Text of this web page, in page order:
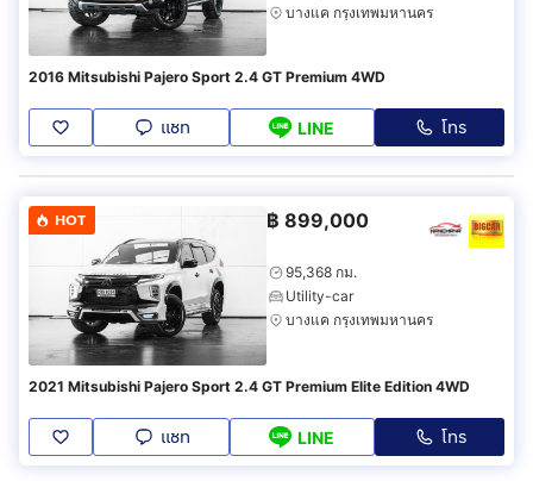
บางแค กรุงเทพมหานคร
2016 Mitsubishi Pajero Sport 2.4 GT Premium 4WD
แชท LINE โทร
HOT ฿ 899,000
95,368 กม.
Utility-car
บางแค กรุงเทพมหานคร
2021 Mitsubishi Pajero Sport 2.4 GT Premium Elite Edition 4WD
แชท LINE โทร